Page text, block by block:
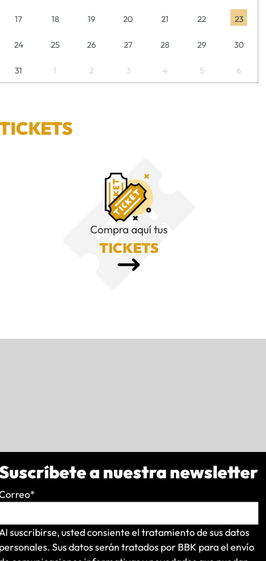
17 18 19 20 21 22 23
24 25 26 27 28 29 30
31 1 2 3 4 5 6
Compra aquí tus
TICKETS
a nuestra newsletter
*
Al suscribirse, usted consiente el tratamiento de sus datos
personales. Sus datos serán tratados por BBK para el envío